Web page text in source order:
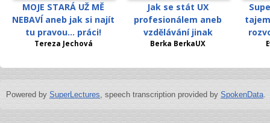
MOJE STARÁ UŽ MĚ
NEBAVÍ aneb jak si najít
tu pravou... práci!
Tereza Jechová
Jak se stát UX
profesionálem aneb
vzdělávání jinak
Berka BerkaUX
Powered by SuperLectures, speech transcription provided by SpokenData.